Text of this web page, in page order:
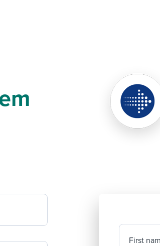
First